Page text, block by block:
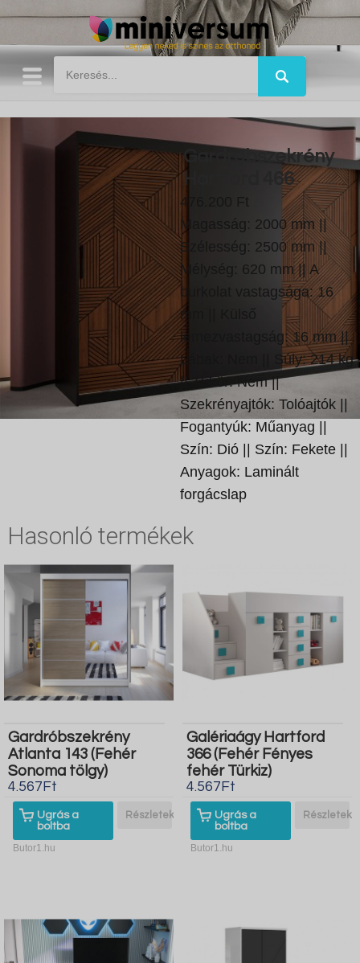
Gardróbszekrény
Hartford 466
476.200 Ft
Magasság: 2000 mm ||
Szélesség: 2500 mm ||
Mélység: 620 mm || A
burkolat vastagsága: 16
mm || Külső
lemezvastagság: 16 mm ||
Lábak: Nem || Súly: 214 kg
|| Tükör: Nem ||
Szekrényajtók: Tolóajtók ||
Fogantyúk: Műanyag ||
Szín: Dió || Szín: Fekete ||
Anyagok: Laminált
forgácslap
Hasonló termékek
Gardróbszekrény
Atlanta 143 (Fehér
Sonoma tölgy)
4.567Ft
Ugrás a
boltba
Részletek
Butor1.hu
Galériaágy Hartford
366 (Fehér Fényes
fehér Türkiz)
4.567Ft
Ugrás a
boltba
Részletek
Butor1.hu